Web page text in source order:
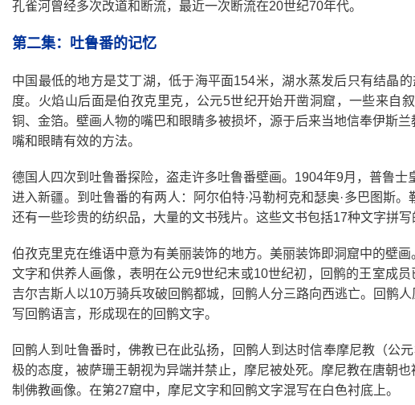
孔雀河曾经多次改道和断流，最近一次断流在20世纪70年代。
第二集：吐鲁番的记忆
中国最低的地方是艾丁湖，低于海平面154米，湖水蒸发后只有结晶
度。火焰山后面是伯孜克里克，公元5世纪开始开凿洞窟，一些来自
铜、金箔。壁画人物的嘴巴和眼睛多被损坏，源于后来当地信奉伊斯
嘴和眼睛有效的方法。
德国人四次到吐鲁番探险，盗走许多吐鲁番壁画。1904年9月，普鲁
进入新疆。到吐鲁番的有两人：阿尔伯特·冯勒柯克和瑟奥·多巴图斯
还有一些珍贵的纺织品，大量的文书残片。这些文书包括17种文字拼
伯孜克里克在维语中意为有美丽装饰的地方。美丽装饰即洞窟中的壁
文字和供养人画像，表明在公元9世纪末或10世纪初，回鹘的王室成
吉尔吉斯人以10万骑兵攻破回鹘都城，回鹘人分三路向西逃亡。回鹘
写回鹘语言，形成现在的回鹘文字。
回鹘人到吐鲁番时，佛教已在此弘扬，回鹘人到达时信奉摩尼教（公
极的态度，被萨珊王朝视为异端并禁止，摩尼被处死。摩尼教在唐朝
制佛教画像。在第27窟中，摩尼文字和回鹘文字混写在白色衬底上。